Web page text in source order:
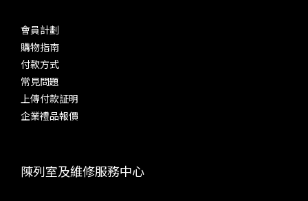
會員計劃
購物指南
付款方式
常見問題
上傳付款証明
企業禮品報價
陳列室及維修服務中心